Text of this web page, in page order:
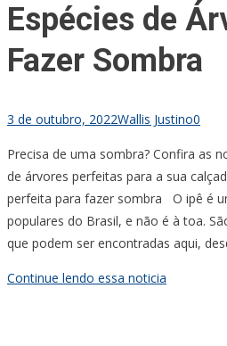
Espécies de
Fazer Sombra
3 de outubro, 2022Wallis Justino0
Precisa de uma sombra? Confira as
de árvores perfeitas para a sua
perfeita para fazer sombra O ipê é
populares do Brasil, e não é à toa.
que podem ser encontradas aqui,
Continue lendo essa noticia